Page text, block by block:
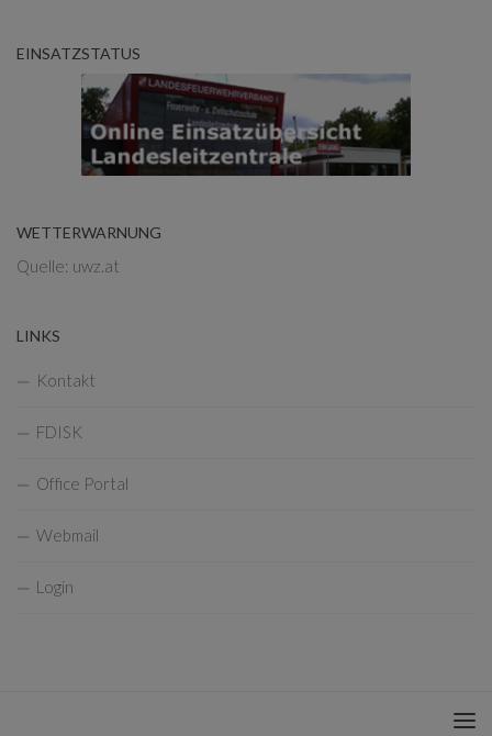
EINSATZSTATUS
WETTERWARNUNG
Quelle: uwz.at
LINKS
Kontakt
FDISK
Office Portal
Webmail
Login